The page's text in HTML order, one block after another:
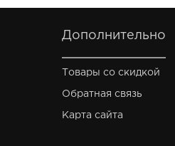
Дополнительно
Товары со скидкой
Обратная связь
Карта сайта